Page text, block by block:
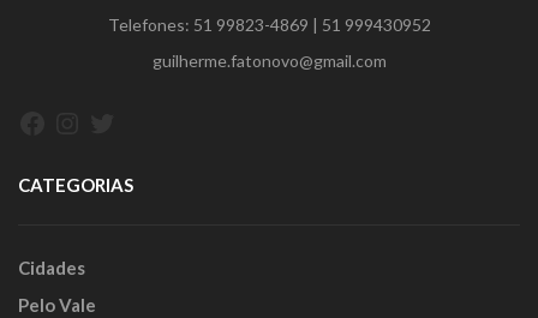
Telefones: 51 99823-4869 | 51 999430952
guilherme.fatonovo@gmail.com
CATEGORIAS
Cidades
Pelo Vale